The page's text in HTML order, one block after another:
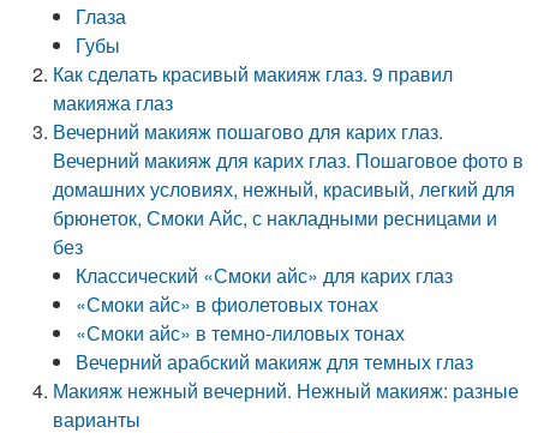
Глаза
Губы
Как сделать красивый макияж глаз. 9 правил
макияжа глаз
Вечерний макияж пошагово для карих глаз.
Вечерний макияж для карих глаз. Пошаговое фото в
домашних условиях, нежный, красивый, легкий для
брюнеток, Смоки Айс, с накладными ресницами и
без
Классический «Смоки айс» для карих глаз
«Смоки айс» в фиолетовых тонах
«Смоки айс» в темно-лиловых тонах
Вечерний арабский макияж для темных глаз
Макияж нежный вечерний. Нежный макияж: разные
варианты